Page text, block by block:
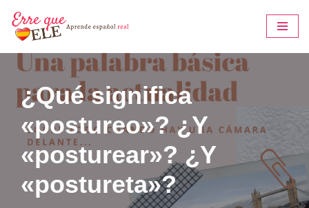
Saltar
al
contenido
¿Qué significa
«postureo»? ¿Y
«posturear»? ¿Y
«postureta»?